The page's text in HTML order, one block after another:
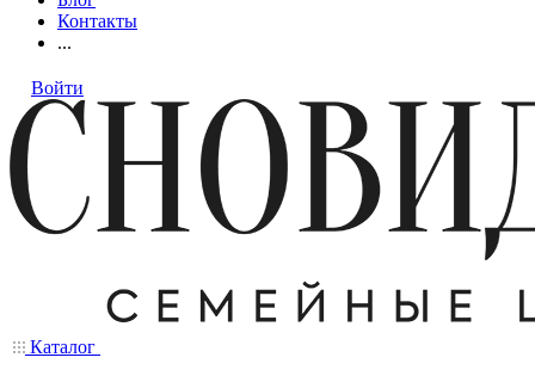
Контакты
...
Войти
Каталог